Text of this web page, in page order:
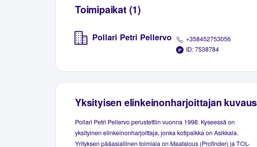
Toimipaikat (1)
Pollari Petri Pellervo
+358452753056
ID: 7538784
Yksityisen elinkeinonharjoittajan kuvaus
Pollari Petri Pellervo perustettiin vuonna 1998. Kyseessä on
yksityinen elinkeinonharjoittaja, jonka kotipaikka on Asikkala.
Yrityksen pääasiallinen toimiala on Maatalous (Profinder) ja TOL-